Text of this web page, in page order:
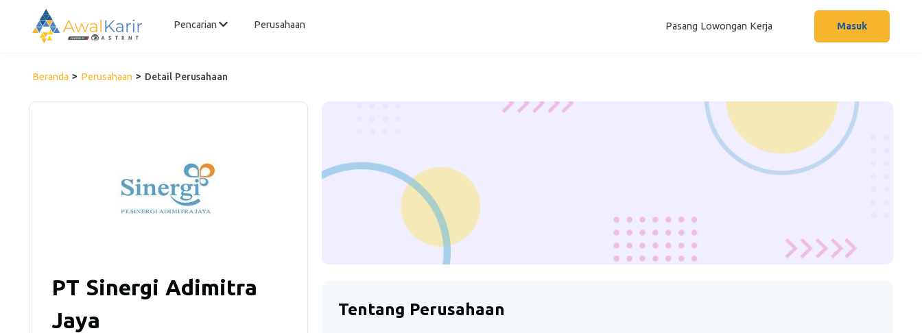
Pencarian Perusahaan Pasang Lowongan Kerja Masuk
Beranda Perusahaan Detail Perusahaan
PT Sinergi Adimitra
Jaya
Tentang Perusahaan